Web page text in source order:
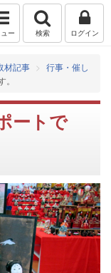
ー 検索 ログイン
材記事
行事・催し
ートで